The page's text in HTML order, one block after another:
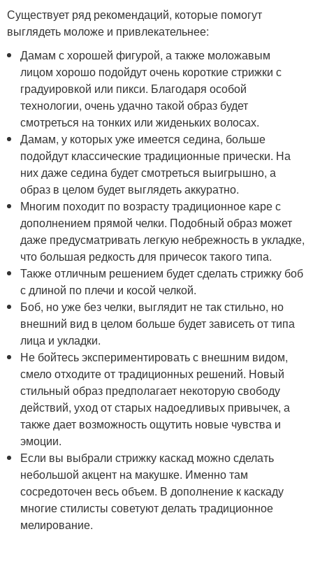
Существует ряд рекомендаций, которые помогут
выглядеть моложе и привлекательнее:
Дамам с хорошей фигурой, а также моложавым
лицом хорошо подойдут очень короткие стрижки с
градуировкой или пикси. Благодаря особой
технологии, очень удачно такой образ будет
смотреться на тонких или жиденьких волосах.
Дамам, у которых уже имеется седина, больше
подойдут классические традиционные прически. На
них даже седина будет смотреться выигрышно, а
образ в целом будет выглядеть аккуратно.
Многим походит по возрасту традиционное каре с
дополнением прямой челки. Подобный образ может
даже предусматривать легкую небрежность в укладке,
что большая редкость для причесок такого типа.
Также отличным решением будет сделать стрижку боб
с длиной по плечи и косой челкой.
Боб, но уже без челки, выглядит не так стильно, но
внешний вид в целом больше будет зависеть от типа
лица и укладки.
Не бойтесь экспериментировать с внешним видом,
смело отходите от традиционных решений. Новый
стильный образ предполагает некоторую свободу
действий, уход от старых надоедливых привычек, а
также дает возможность ощутить новые чувства и
эмоции.
Если вы выбрали стрижку каскад можно сделать
небольшой акцент на макушке. Именно там
сосредоточен весь объем. В дополнение к каскаду
многие стилисты советуют делать традиционное
мелирование.